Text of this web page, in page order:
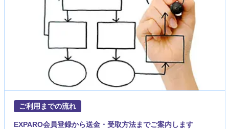
ご利用までの流れ
EXPARO会員登録から送金・受取方法までご案内します